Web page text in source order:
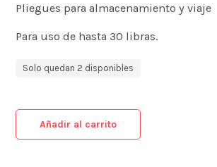
Pliegues para almacenamiento y viaje
Para uso de hasta 30 libras.
Solo quedan 2 disponibles
Añadir al carrito